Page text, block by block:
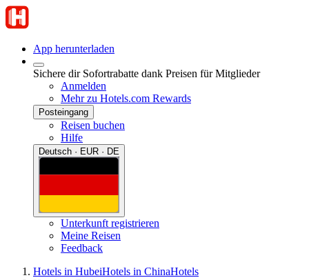
App herunterladen
Sichere dir Sofortrabatte dank Preisen für Mitglieder
Anmelden
Mehr zu Hotels.com Rewards
Posteingang
Reisen buchen
Hilfe
Deutsch · EUR · DE
Unterkunft registrieren
Meine Reisen
Feedback
Hotels in HubeiHotels in ChinaHotels